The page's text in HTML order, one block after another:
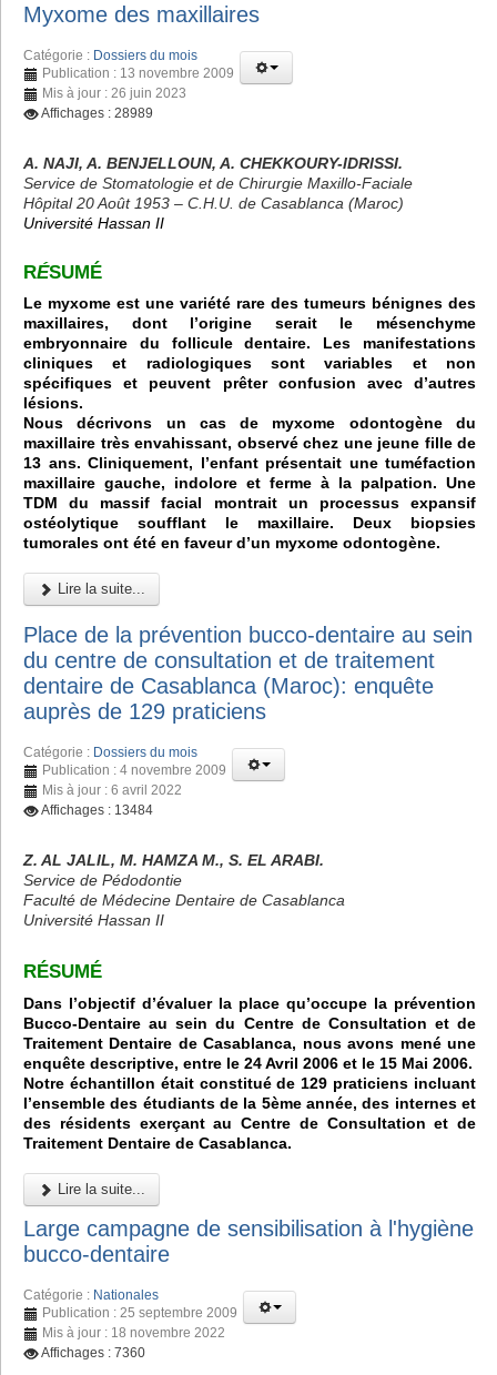
Myxome des maxillaires
Catégorie : Dossiers du mois
Publication : 13 novembre 2009
Mis à jour : 26 juin 2023
Affichages : 28989
A. NAJI, A. BENJELLOUN, A. CHEKKOURY-IDRISSI.
Service de Stomatologie et de Chirurgie Maxillo-Faciale
Hôpital 20 Août 1953 – C.H.U. de Casablanca (Maroc)
Université Hassan II
RÉSUMÉ
Le myxome est une variété rare des tumeurs bénignes des
maxillaires, dont l’origine serait le mésenchyme
embryonnaire du follicule dentaire. Les manifestations
cliniques et radiologiques sont variables et non
spécifiques et peuvent prêter confusion avec d’autres
lésions.
Nous décrivons un cas de myxome odontogène du
maxillaire très envahissant, observé chez une jeune fille de
13 ans. Cliniquement, l’enfant présentait une tuméfaction
maxillaire gauche, indolore et ferme à la palpation. Une
TDM du massif facial montrait un processus expansif
ostéolytique soufflant le maxillaire. Deux biopsies
tumorales ont été en faveur d’un myxome odontogène.
Lire la suite...
Place de la prévention bucco-dentaire au sein
du centre de consultation et de traitement
dentaire de Casablanca (Maroc): enquête
auprès de 129 praticiens
Catégorie : Dossiers du mois
Publication : 4 novembre 2009
Mis à jour : 6 avril 2022
Affichages : 13484
Z. AL JALIL, M. HAMZA M., S. EL ARABI.
Service de Pédodontie
Faculté de Médecine Dentaire de Casablanca
Université Hassan II
RÉSUMÉ
Dans l’objectif d’évaluer la place qu’occupe la prévention
Bucco-Dentaire au sein du Centre de Consultation et de
Traitement Dentaire de Casablanca, nous avons mené une
enquête descriptive, entre le 24 Avril 2006 et le 15 Mai 2006.
Notre échantillon était constitué de 129 praticiens incluant
l’ensemble des étudiants de la 5ème année, des internes et
des résidents exerçant au Centre de Consultation et de
Traitement Dentaire de Casablanca.
Lire la suite...
Large campagne de sensibilisation à l'hygiène
bucco-dentaire
Catégorie : Nationales
Publication : 25 septembre 2009
Mis à jour : 18 novembre 2022
Affichages : 7360